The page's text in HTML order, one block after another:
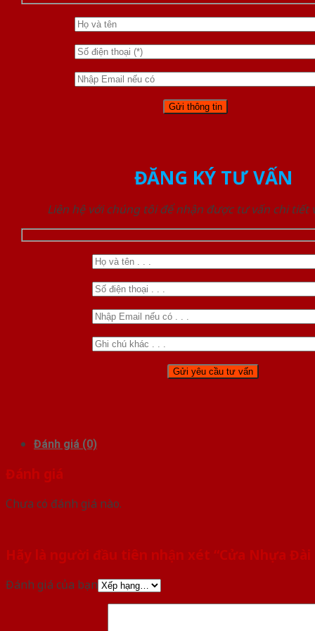
ĐĂNG KÝ TƯ VẤN
Liên hệ với chúng tôi để nhận được tư vấn chi tiết
Đánh giá (0)
Đánh giá
Chưa có đánh giá nào.
Hãy là người đầu tiên nhận xét “Cửa Nhựa Đài
Đánh giá của bạn